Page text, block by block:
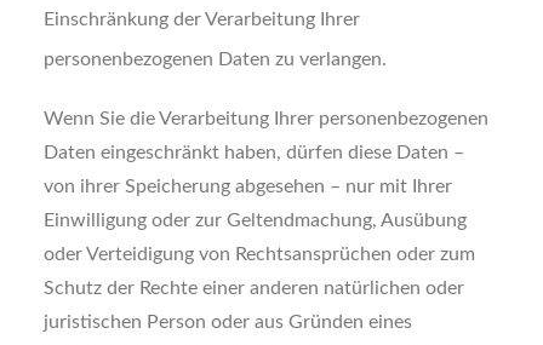
Einschränkung der Verarbeitung Ihrer
personenbezogenen Daten zu verlangen.
Wenn Sie die Verarbeitung Ihrer personenbezogenen
Daten eingeschränkt haben, dürfen diese Daten –
von ihrer Speicherung abgesehen – nur mit Ihrer
Einwilligung oder zur Geltendmachung, Ausübung
oder Verteidigung von Rechtsansprüchen oder zum
Schutz der Rechte einer anderen natürlichen oder
juristischen Person oder aus Gründen eines